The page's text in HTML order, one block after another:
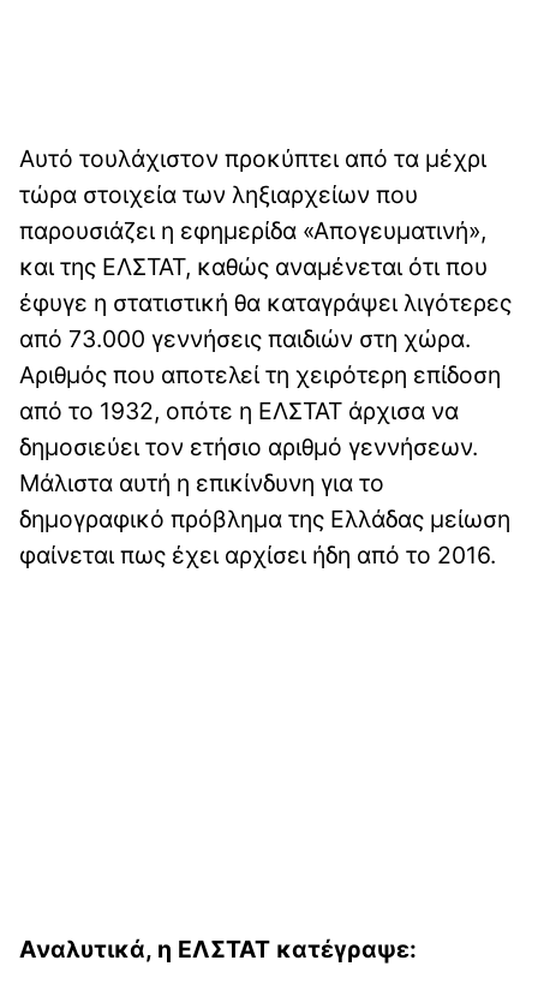
Αυτό τουλάχιστον προκύπτει από τα μέχρι
τώρα στοιχεία των ληξιαρχείων που
παρουσιάζει η εφημερίδα «Απογευματινή»,
και της ΕΛΣΤΑΤ, καθώς αναμένεται ότι που
έφυγε η στατιστική θα καταγράψει λιγότερες
από 73.000 γεννήσεις παιδιών στη χώρα.
Αριθμός που αποτελεί τη χειρότερη επίδοση
από το 1932, οπότε η ΕΛΣΤΑΤ άρχισα να
δημοσιεύει τον ετήσιο αριθμό γεννήσεων.
Μάλιστα αυτή η επικίνδυνη για το
δημογραφικό πρόβλημα της Ελλάδας μείωση
φαίνεται πως έχει αρχίσει ήδη από το 2016.
Αναλυτικά, η ΕΛΣΤΑΤ κατέγραψε: